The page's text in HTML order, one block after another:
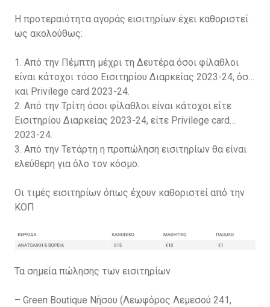
Η προτεραιότητα αγοράς εισιτηρίων έχει καθοριστεί
ως ακολούθως:
1. Από την Πέμπτη μέχρι τη Δευτέρα όσοι φίλαθλοι
είναι κάτοχοι τόσο Εισιτηρίου Διαρκείας 2023-24, όσο
και Privilege card 2023-24.
2. Από την Τρίτη όσοι φίλαθλοι είναι κάτοχοι είτε
Εισιτηρίου Διαρκείας 2023-24, είτε Privilege card
2023-24.
3. Από την Τετάρτη η προπώληση εισιτηρίων θα είναι
ελεύθερη για όλο τον κόσμο.
Οι τιμές εισιτηρίων όπως έχουν καθοριστεί από την
ΚΟΠ
Τα σημεία πώλησης των εισιτηρίων
– Green Boutique Νήσου (Λεωφόρος Λεμεσού 241,